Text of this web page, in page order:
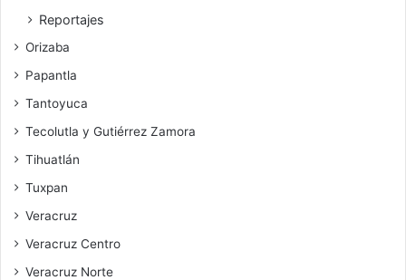
Reportajes
Orizaba
Papantla
Tantoyuca
Tecolutla y Gutiérrez Zamora
Tihuatlán
Tuxpan
Veracruz
Veracruz Centro
Veracruz Norte